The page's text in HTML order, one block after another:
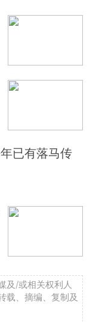
已有落马传
及/或相关权利人
载、摘编、复制及